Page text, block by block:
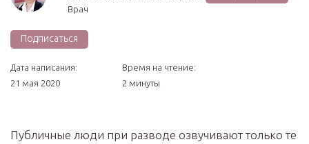
Врач
Подписаться
Дата написания:
21 мая 2020
Время на чтение:
2 минуты
Публичные люди при разводе озвучивают только те